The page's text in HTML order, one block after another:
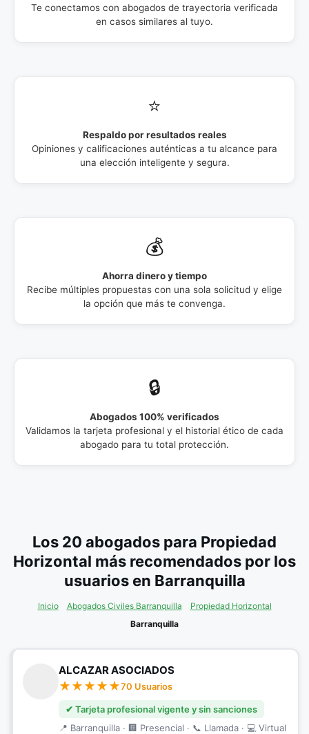
Te conectamos con abogados de trayectoria verificada
en casos similares al tuyo.
⭐
Respaldo por resultados reales
Opiniones y calificaciones auténticas a tu alcance para
una elección inteligente y segura.
💰
Ahorra dinero y tiempo
Recibe múltiples propuestas con una sola solicitud y elige
la opción que más te convenga.
🔒
Abogados 100% verificados
Validamos la tarjeta profesional y el historial ético de cada
abogado para tu total protección.
Los 20 abogados para Propiedad
Horizontal más recomendados por los
usuarios en Barranquilla
Inicio Abogados Civiles Barranquilla
Propiedad Horizontal
Barranquilla
ALCAZAR ASOCIADOS
70 Usuarios
✔ Tarjeta profesional vigente y sin sanciones
📍 Barranquilla · 🏢 Presencial · 📞 Llamada · 💻 Virtual